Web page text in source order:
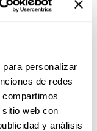
personalizar
de redes
web con
y análisis